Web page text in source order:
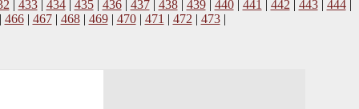
433| 434| 435| 436| 437| 438| 439| 440| 441 442 443| 444|
466| 467| 468| 469| 470| 471 | 472 | 473|